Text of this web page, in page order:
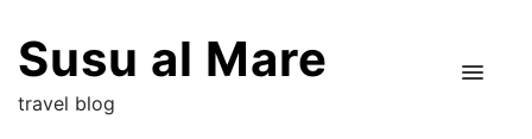
Susu al Mare
travel blog